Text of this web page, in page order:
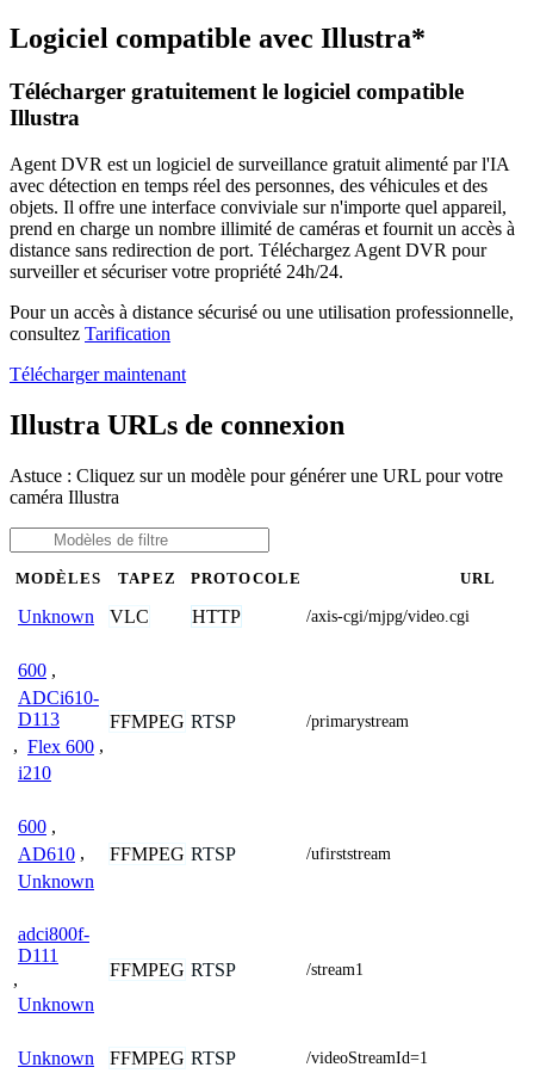
Logiciel compatible avec Illustra*
Télécharger gratuitement le logiciel compatible
Illustra
Agent DVR est un logiciel de surveillance gratuit alimenté par l'IA
avec détection en temps réel des personnes, des véhicules et des
objets. Il offre une interface conviviale sur n'importe quel appareil,
prend en charge un nombre illimité de caméras et fournit un accès à
distance sans redirection de port. Téléchargez Agent DVR pour
surveiller et sécuriser votre propriété 24h/24.
Pour un accès à distance sécurisé ou une utilisation professionnelle,
consultez Tarification
Télécharger maintenant
Illustra URLs de connexion
Astuce : Cliquez sur un modèle pour générer une URL pour votre
caméra Illustra
MODÈLES TAPEZ PROTOCOLE URL
Unknown VLC HTTP /axis-cgi/mjpg/video.cgi
600 ,
ADCi610-
D113
, Flex 600 ,
i210
FFMPEG RTSP /primarystream
600 ,
AD610 ,
Unknown
FFMPEG RTSP /ufirststream
adci800f-
D111
,
Unknown
FFMPEG RTSP /stream1
Unknown FFMPEG RTSP /videoStreamId=1